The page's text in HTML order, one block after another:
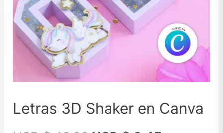
Letras 3D Shaker en Canva